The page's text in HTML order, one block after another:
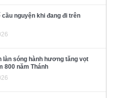
cầu nguyện khi đang đi trên
sóng hành hương tăng vọt
800 năm Thánh